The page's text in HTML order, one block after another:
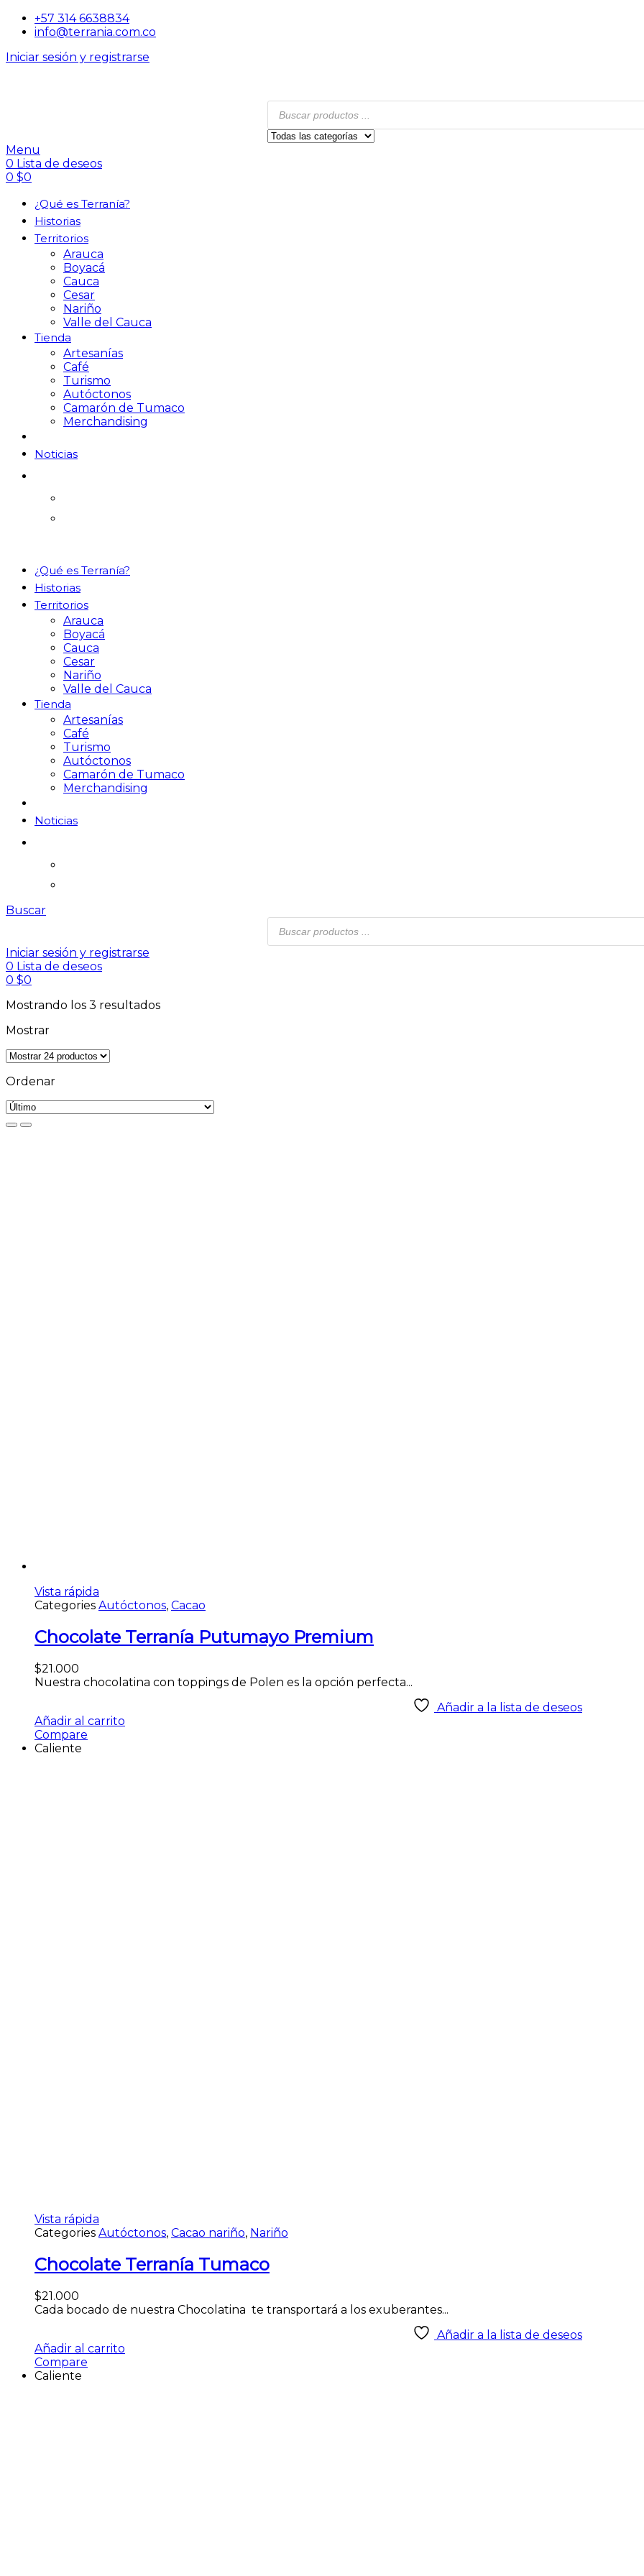
+57 314 6638834
info@terrania.com.co
Iniciar sesión y registrarse
Menu
0 Lista de deseos
0 $0
¿Qué es Terranía?
Historias
Territorios
Arauca
Boyacá
Cauca
Cesar
Nariño
Valle del Cauca
Tienda
Artesanías
Café
Turismo
Autóctonos
Camarón de Tumaco
Merchandising
Noticias
¿Qué es Terranía?
Historias
Territorios
Arauca
Boyacá
Cauca
Cesar
Nariño
Valle del Cauca
Tienda
Artesanías
Café
Turismo
Autóctonos
Camarón de Tumaco
Merchandising
Noticias
Buscar
Iniciar sesión y registrarse
0 Lista de deseos
0 $0
Mostrando los 3 resultados
Mostrar
Ordenar
Vista rápida
Categories Autóctonos, Cacao
Chocolate Terranía Putumayo Premium
$21.000
Nuestra chocolatina con toppings de Polen es la opción perfecta...
Añadir a la lista de deseos
Añadir al carrito
Compare
Caliente
Vista rápida
Categories Autóctonos, Cacao nariño, Nariño
Chocolate Terranía Tumaco
$21.000
Cada bocado de nuestra Chocolatina te transportará a los exuberantes...
Añadir a la lista de deseos
Añadir al carrito
Compare
Caliente